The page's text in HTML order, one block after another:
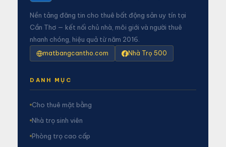
Nền tảng đăng tin cho thuê bất động sản uy tín tại
Cần Thơ — kết nối chủ nhà, môi giới và người thuê
nhanh chóng, hiệu quả từ năm 2016.
matbangcantho.com Nhà Trọ 500
DANH MỤC
Cho thuê mặt bằng
Nhà trọ sinh viên
Phòng trọ cao cấp